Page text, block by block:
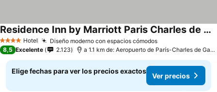
4 EstrellasHotel Diseño moderno con espacios cómodos
Residence Inn by Marriott Paris Charles de Gaulle Central Airport
8,5 Excelente 2.123 a 1.1 km de: Aeropuerto de París-Charles de Gaulle
Elige fechas para ver los precios exactos
Ver precios